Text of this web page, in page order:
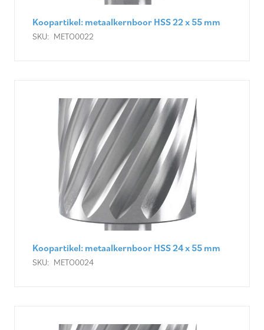
Koopartikel: metaalkernboor HSS 22 x 55 mm
SKU: METO0022
Koopartikel: metaalkernboor HSS 24 x 55 mm
SKU: METO0024